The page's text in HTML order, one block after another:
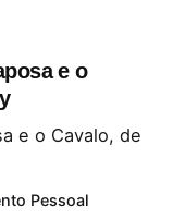
e o
e o Cavalo, de
Pessoal